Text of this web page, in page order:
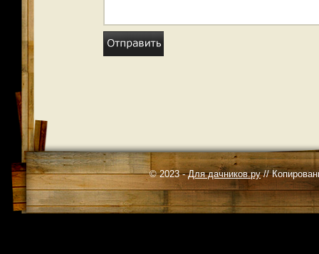
© 2023 -Для дачников.ру//